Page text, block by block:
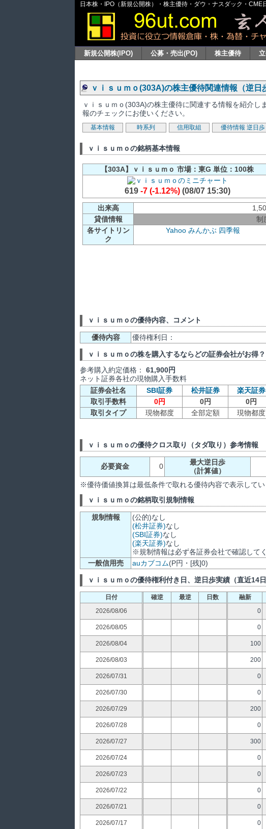
日本株・IPO（新規公開株）・株主優待・ダウ・ナスダック・
新規公開株(IPO) 公募・売出(PO) 株主優待
ｖｉｓｕｍｏ(303A)の株主優待関連情報（逆日
ｖｉｓｕｍｏ(303A)の株主優待に関連する情報を紹介
報のチェックにお使いください。
基本情報 時系列 信用取組 優待情報 逆日歩
ｖｉｓｕｍｏの銘柄基本情報
【303A】ｖｉｓｕｍｏ 市場：東G 単位：100株
619 -7 (-1.12%)(08/07 15:30)
出来高
貸借情報
制
各サイトリン
ク
Yahoo みんかぶ 四季報
ｖｉｓｕｍｏの優待内容、コメント
優待内容 優待権利日：
ｖｉｓｕｍｏの株を購入するならどの証券会社がお得？
参考購入約定価格： 61,900円
ネット証券各社の現物購入手数料
証券会社名
SBI証券 松井証券 楽天証券
取引手数料
0円 0円 0円
取引タイプ
現物都度 全部定額 現物都度
ｖｉｓｕｍｏの優待クロス取り（タダ取り）参考情報
必要資金 0
最大逆日歩
（計算値）
※優待価値換算は最低条件で取れる優待内容で表示してい
ｖｉｓｕｍｏの銘柄取引規制情報
規制情報
(公的)なし
(松井証券)なし
(SBI証券)なし
(楽天証券)なし
※規制情報は必ず各証券会社で確認してく
一般信用売
auカブコム(P円・[残]0)
ｖｉｓｕｍｏの優待権利付き日、逆日歩実績（直近14日
日付 確逆 最逆 日数 融新
2026/08/06 0
2026/08/05 0
2026/08/04 100
2026/08/03 200
2026/07/31 0
2026/07/30 0
2026/07/29 200
2026/07/28 0
2026/07/27 300
2026/07/24 0
2026/07/23 0
2026/07/22 0
2026/07/21 0
2026/07/17 0